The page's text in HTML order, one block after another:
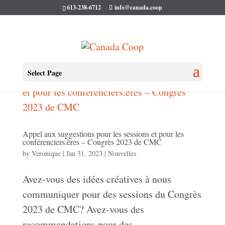
613-238-6712 info@canada.coop
Select Page
Appel aux suggestions pour les sessions et pour les
conférenciers.ères – Congrès 2023 de CMC
by Veronique| Jan 31, 2023 | Nouvelles
Avez-vous des idées créatives à nous
communiquer pour des sessions du Congrès
2023 de CMC? Avez-vous des